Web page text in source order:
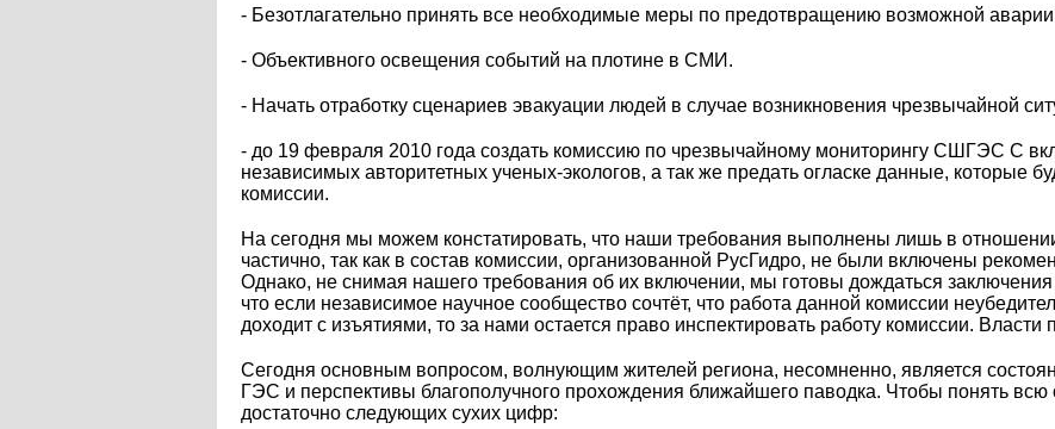
- Безотлагательно принять все необходимые меры по предотвращению возможной
- Объективного освещения событий на плотине в СМИ.
- Начать отработку сценариев эвакуации людей в случае возникновения чрезвычайной
- до 19 февраля 2010 года создать комиссию по чрезвычайному мониторингу СШГЭС С
независимых авторитетных ученых-экологов, а так же предать огласке данные, которые
комиссии.
На сегодня мы можем констатировать, что наши требования выполнены лишь в
частично, так как в состав комиссии, организованной РусГидро, не были включены
Однако, не снимая нашего требования об их включении, мы готовы дождаться
что если независимое научное сообщество сочтёт, что работа данной комиссии
доходит с изъятиями, то за нами остается право инспектировать работу комиссии.
Сегодня основным вопросом, волнующим жителей региона, несомненно, является
ГЭС и перспективы благополучного прохождения ближайшего паводка. Чтобы понять всю
достаточно следующих сухих цифр: